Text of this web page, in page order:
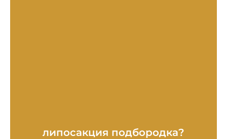
липосакция подбородка?